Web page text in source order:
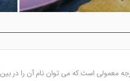
معمولی است که می توان نام آن را در بین